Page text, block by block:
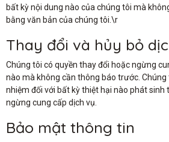
bất kỳ nội dung nào của chúng tôi mà
bằng văn bản của chúng tôi.\r
Thay đổi và hủy bỏ
Chúng tôi có quyền thay đổi hoặc ngừng
nào mà không cần thông báo trước.
nhiệm đối với bất kỳ thiệt hại nào phát sinh
ngừng cung cấp dịch vụ.
Bảo mật thông tin